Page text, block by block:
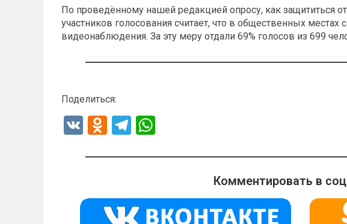
По проведённому нашей редакцией опросу, как защититься
участников голосования считает, что в общественных местах
видеонаблюдения. За эту меру отдали 69% голосов из 699
Поделиться:
V
O
n
kl
T
e
a
at
A
Комментировать в